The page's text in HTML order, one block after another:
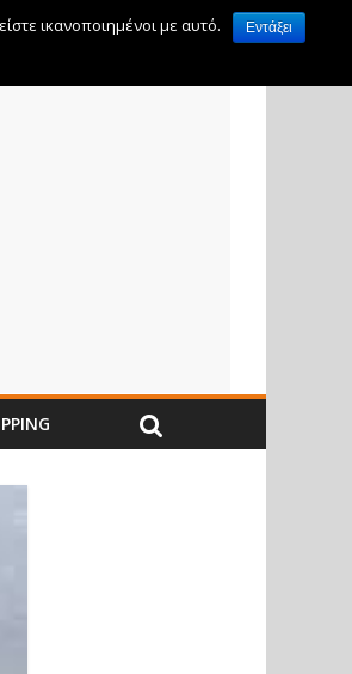
ικανοποιημένοι με αυτό.
Εντάξει